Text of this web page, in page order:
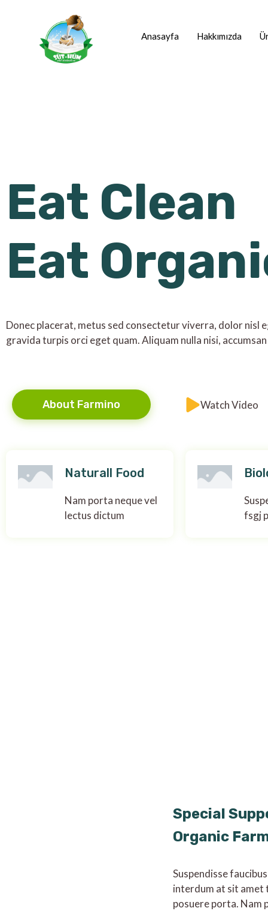
Anasayfa Hakkımızda
Eat Clean
Eat
Donec placerat, metus sed consectetur viverra, dolor nisl
gravida turpis orci eget quam. Aliquam nulla nisi,
About Farmino Watch Video
Naturall Food
Nam porta neque vel
lectus dictum
fsgj
Special
Organic
Suspendisse
interdum at sit amet
posuere porta. Nam